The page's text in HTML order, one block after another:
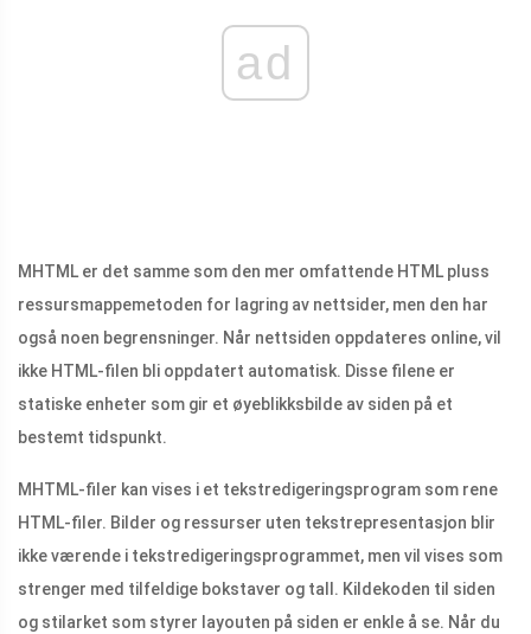
ad
MHTML er det samme som den mer omfattende HTML pluss
ressursmappemetoden for lagring av nettsider, men den har
også noen begrensninger. Når nettsiden oppdateres online, vil
ikke HTML-filen bli oppdatert automatisk. Disse filene er
statiske enheter som gir et øyeblikksbilde av siden på et
bestemt tidspunkt.
MHTML-filer kan vises i et tekstredigeringsprogram som rene
HTML-filer. Bilder og ressurser uten tekstrepresentasjon blir
ikke værende i tekstredigeringsprogrammet, men vil vises som
strenger med tilfeldige bokstaver og tall. Kildekoden til siden
og stilarket som styrer layouten på siden er enkle å se. Når du